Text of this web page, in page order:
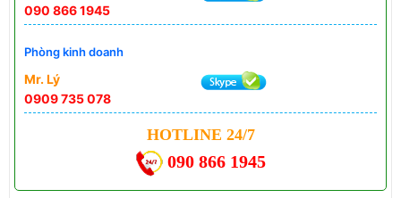
090 866 1945
Phòng kinh doanh
Mr. Lý
0909 735 078
HOTLINE 24/7
090 866 1945